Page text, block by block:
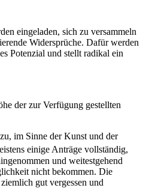
eingeladen, sich zu versammeln
Widersprüche. Dafür werden
Potenzial und stellt radikal ein
der zur Verfügung gestellten
im Sinne der Kunst und der
einige Anträge vollständig,
und weitestgehend
nicht bekommen. Die
gut vergessen und